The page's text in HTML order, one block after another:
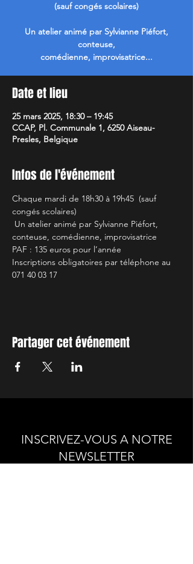
(sauf congés scolaires)
Un atelier animé par Sylvianne Piéfort,
conteuse,
comédienne, improvisatrice...
Date et lieu
25 mars 2025, 18:30 – 19:45
CCAP, Pl. Communale 1, 6250 Aiseau-
Presles, Belgique
Infos de l'événement
Chaque mardi de 18h30 à 19h45  (sauf
congés scolaires)
Un atelier animé par Sylvianne Piéfort,
conteuse, comédienne, improvisatrice
PAF : 135 euros pour l’année
Inscriptions obligatoires par téléphone au
071 40 03 17
Partager cet événement
INSCRIVEZ-VOUS A NOTRE
NEWSLETTER